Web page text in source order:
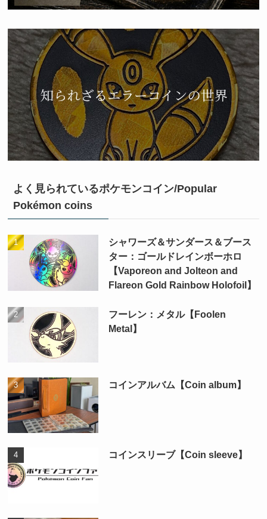
よく見られているポケモンコイン/Popular
Pokémon coins
シャワーズ＆サンダース＆ブース
ター：ゴールドレインボーホロ
【Vaporeon and Jolteon and
Flareon Gold Rainbow Holofoil】
フーレン：メタル【Foolen
Metal】
コインアルバム【Coin album】
コインスリーブ【Coin sleeve】